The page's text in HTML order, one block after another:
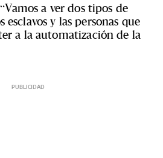
a ver dos tipos de
esclavos y las personas que
a la automatización de la